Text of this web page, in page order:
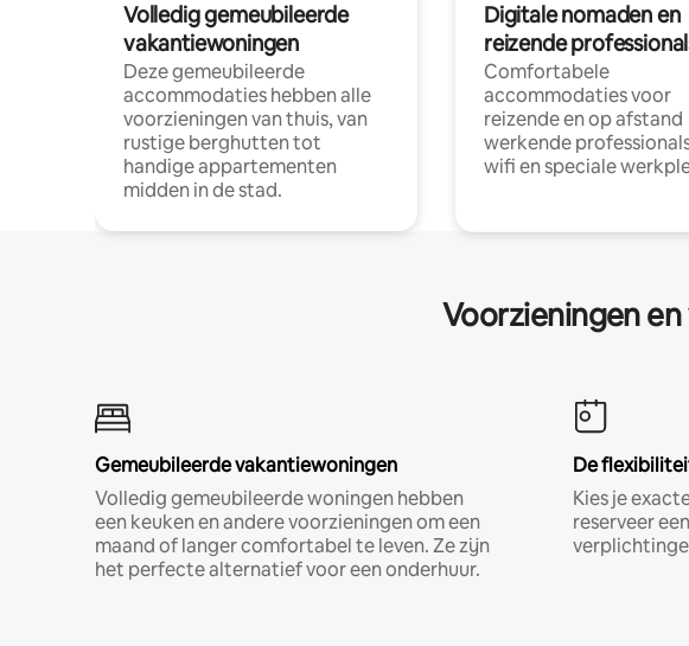
Volledig gemeubileerde
vakantiewoningen
Deze gemeubileerde
accommodaties hebben alle
voorzieningen van thuis, van
rustige berghutten tot
handige appartementen
midden in de stad.
Digitale nomaden en
reizende
Comfortabele
accommodaties voor
reizende en op afstand
werkende
wifi en speciale
Voorzieningen
Gemeubileerde vakantiewoningen
Volledig gemeubileerde woningen hebben
een keuken en andere voorzieningen om een
maand of langer comfortabel te leven. Ze zijn
het perfecte alternatief voor een onderhuur.
De
Kies je
reserveer